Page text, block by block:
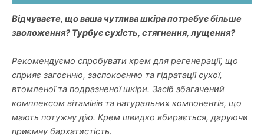
Відчуваєте, що ваша чутлива шкіра потребує більше
зволоження? Турбує сухість, стягнення, лущення?
Рекомендуємо спробувати крем для регенерації, що
сприяє загоєнню, заспокоєнню та гідратації сухої,
втомленої та подразненої шкіри. Засіб збагачений
комплексом вітамінів та натуральних компонентів, що
мають потужну дію. Крем швидко вбирається, даруючи
приємну бархатистість.